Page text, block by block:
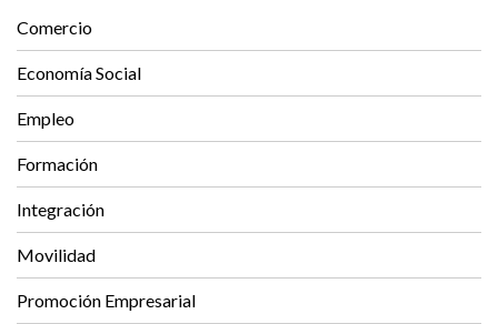
Comercio
Economía Social
Empleo
Formación
Integración
Movilidad
Promoción Empresarial